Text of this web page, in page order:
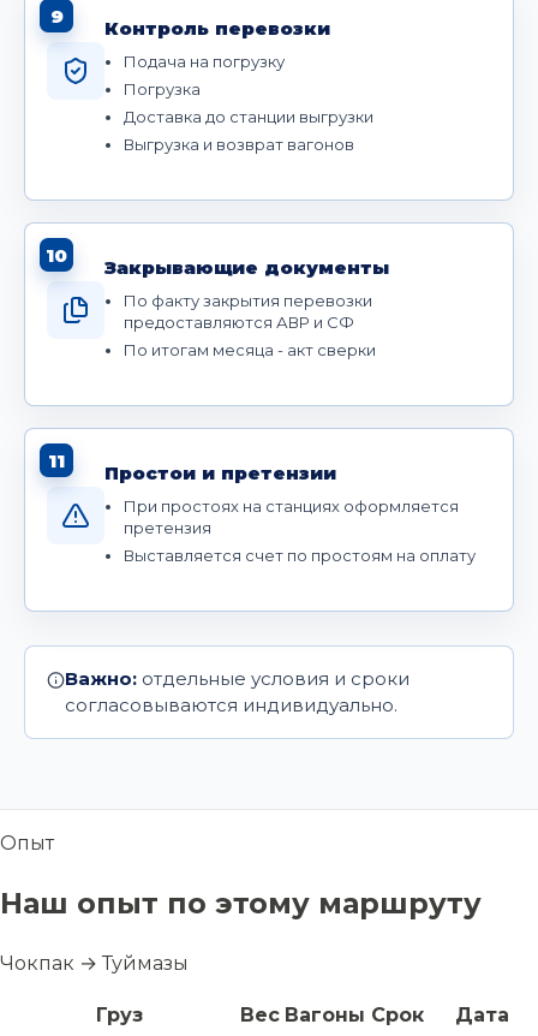
9
Контроль перевозки
Подача на погрузку
Погрузка
Доставка до станции выгрузки
Выгрузка и возврат вагонов
10
Закрывающие документы
По факту закрытия перевозки
предоставляются АВР и СФ
По итогам месяца - акт сверки
11
Простои и претензии
При простоях на станциях оформляется
претензия
Выставляется счет по простоям на оплату
Важно: отдельные условия и сроки
согласовываются индивидуально.
Опыт
Наш опыт по этому маршруту
Чокпак → Туймазы
Груз Вес Вагоны Срок Дата